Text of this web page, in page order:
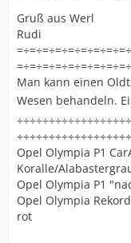
Gruß aus Werl
Rudi
Man kann einen
Wesen behandeln.
Opel Olympia P1
Koralle/
Opel Olympia P1
Opel Olympia
rot